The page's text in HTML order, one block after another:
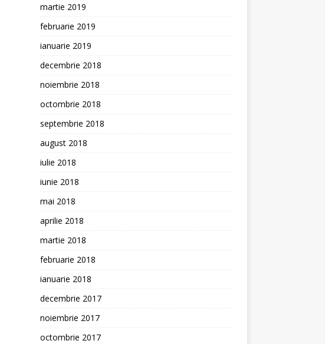
martie 2019
februarie 2019
ianuarie 2019
decembrie 2018
noiembrie 2018
octombrie 2018
septembrie 2018
august 2018
iulie 2018
iunie 2018
mai 2018
aprilie 2018
martie 2018
februarie 2018
ianuarie 2018
decembrie 2017
noiembrie 2017
octombrie 2017